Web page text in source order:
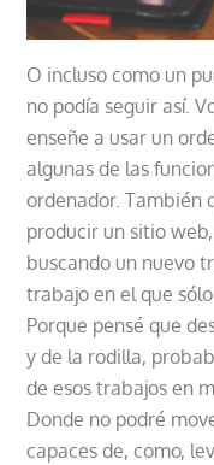
O incluso como un
no podía seguir así.
enseñe a usar un
algunas de las
ordenador. También
producir un sitio
buscando un nuevo
trabajo en el que
Porque pensé que
y de la rodilla,
de esos trabajos en
Donde no podré
capaces de, como,